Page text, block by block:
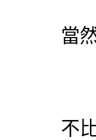
當
不